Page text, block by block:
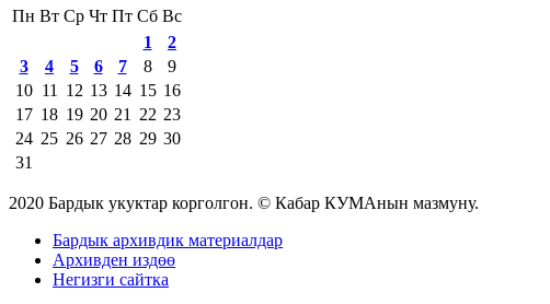
Пн Вт Ср Чт Пт Сб Вс
1
2
3
4 5 6 7 8
9
10 11 12 13 14 15 16
17 18 19 20 21 22 23
24 25 26 27 28 29 30
31
2020 Бардык укуктар корголгон. © Кабар КУМАнын мазмуну.
Бардык архивдик материалдар
Архивден издөө
Негизги сайтка